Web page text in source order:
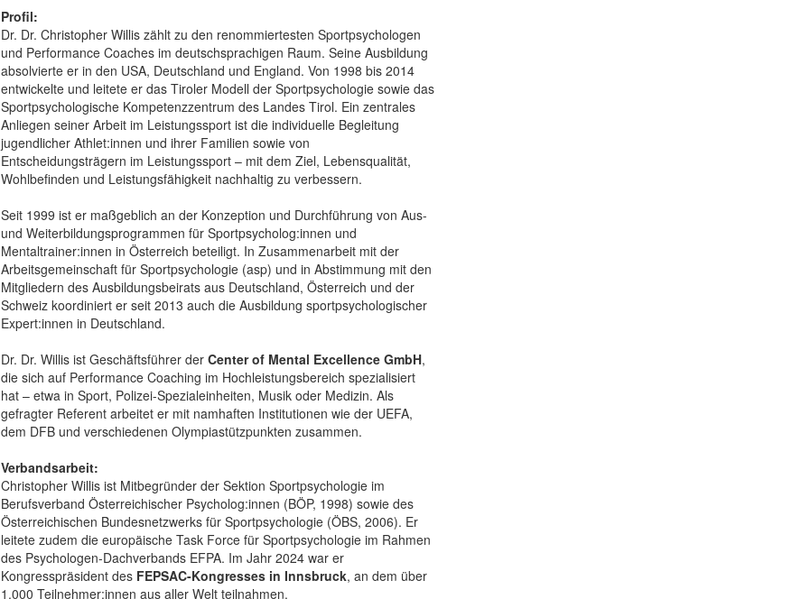
Profil:
Dr. Dr. Christopher Willis zählt zu den renommiertesten Sportpsychologen
und Performance Coaches im deutschsprachigen Raum. Seine Ausbildung
absolvierte er in den USA, Deutschland und England. Von 1998 bis 2014
entwickelte und leitete er das Tiroler Modell der Sportpsychologie sowie das
Sportpsychologische Kompetenzzentrum des Landes Tirol. Ein zentrales
Anliegen seiner Arbeit im Leistungssport ist die individuelle Begleitung
jugendlicher Athlet:innen und ihrer Familien sowie von
Entscheidungsträgern im Leistungssport – mit dem Ziel, Lebensqualität,
Wohlbefinden und Leistungsfähigkeit nachhaltig zu verbessern.
Seit 1999 ist er maßgeblich an der Konzeption und Durchführung von Aus-
und Weiterbildungsprogrammen für Sportpsycholog:innen und
Mentaltrainer:innen in Österreich beteiligt. In Zusammenarbeit mit der
Arbeitsgemeinschaft für Sportpsychologie (asp) und in Abstimmung mit den
Mitgliedern des Ausbildungsbeirats aus Deutschland, Österreich und der
Schweiz koordiniert er seit 2013 auch die Ausbildung sportpsychologischer
Expert:innen in Deutschland.
Dr. Dr. Willis ist Geschäftsführer der Center of Mental Excellence GmbH,
die sich auf Performance Coaching im Hochleistungsbereich spezialisiert
hat – etwa in Sport, Polizei-Spezialeinheiten, Musik oder Medizin. Als
gefragter Referent arbeitet er mit namhaften Institutionen wie der UEFA,
dem DFB und verschiedenen Olympiastützpunkten zusammen.
Verbandsarbeit:
Christopher Willis ist Mitbegründer der Sektion Sportpsychologie im
Berufsverband Österreichischer Psycholog:innen (BÖP, 1998) sowie des
Österreichischen Bundesnetzwerks für Sportpsychologie (ÖBS, 2006). Er
leitete zudem die europäische Task Force für Sportpsychologie im Rahmen
des Psychologen-Dachverbands EFPA. Im Jahr 2024 war er
Kongresspräsident des FEPSAC-Kongresses in Innsbruck, an dem über
1.000 Teilnehmer:innen aus aller Welt teilnahmen.